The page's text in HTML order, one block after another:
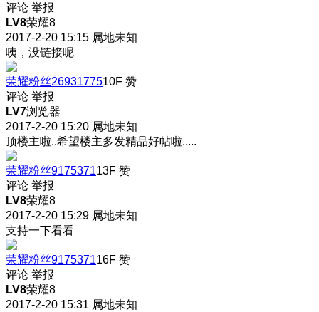
评论 举报
LV8荣耀8
2017-2-20 15:15 属地未知
咦，没链接呢
荣耀粉丝2693177510F 赞
评论 举报
LV7浏览器
2017-2-20 15:20 属地未知
顶楼主啦..希望楼主多发精品好帖啦.....
荣耀粉丝917537113F 赞
评论 举报
LV8荣耀8
2017-2-20 15:29 属地未知
支持一下看看
荣耀粉丝917537116F 赞
评论 举报
LV8荣耀8
2017-2-20 15:31 属地未知